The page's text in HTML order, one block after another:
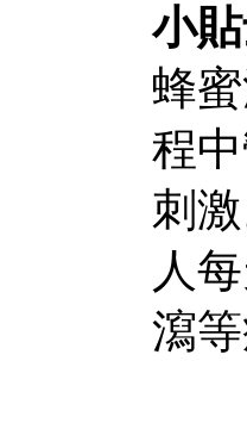
小
蜂
程
刺
人
瀉等